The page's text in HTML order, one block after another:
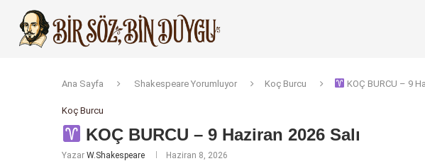
Ana Sayfa Shakespeare Yorumluyor Koç Burcu KOÇ BURCU – 9
Koç Burcu
KOÇ BURCU – 9 Haziran 2026 Salı
Yazar W.Shakespeare Haziran 8, 2026